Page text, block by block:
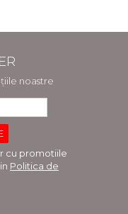
noastre
cu promotiile
Politica de